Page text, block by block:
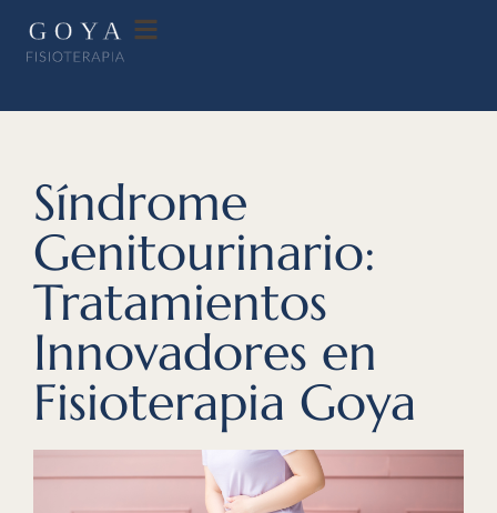
Síndrome
Genitourinario:
Tratamientos
Innovadores en
Fisioterapia Goya